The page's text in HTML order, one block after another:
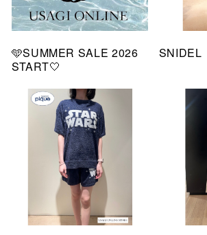
🩵SUMMER SALE 2026
START🤍
SNIDEL